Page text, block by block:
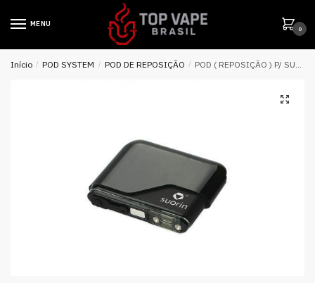
MENU
0
Início / POD SYSTEM / POD DE REPOSIÇÃO / POD ( REPOSIÇÃO ) P/ SUORIN AIR – SUORIN